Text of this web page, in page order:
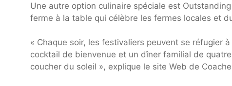
Une autre option culinaire spéciale est
ferme à la table qui célèbre les fermes locales et
« Chaque soir, les festivaliers peuvent se réfugier
cocktail de bienvenue et un dîner familial de
coucher du soleil », explique le site Web de